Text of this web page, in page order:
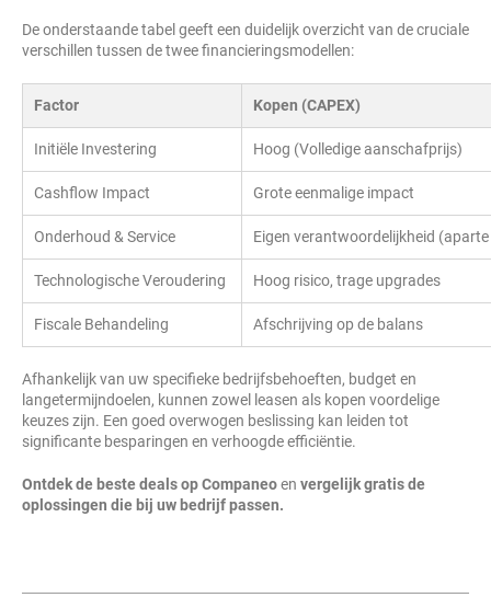
De onderstaande tabel geeft een duidelijk overzicht van de cruciale
verschillen tussen de twee financieringsmodellen:
Factor Kopen (CAPEX)
Initiële Investering Hoog (Volledige aanschafprijs)
Cashflow Impact Grote eenmalige impact
Onderhoud & Service Eigen verantwoordelijkheid
Technologische Veroudering Hoog risico, trage upgrades
Fiscale Behandeling Afschrijving op de balans
Afhankelijk van uw specifieke bedrijfsbehoeften, budget en
langetermijndoelen, kunnen zowel leasen als kopen voordelige
keuzes zijn. Een goed overwogen beslissing kan leiden tot
significante besparingen en verhoogde efficiëntie.
Ontdek de beste deals op Companeoen vergelijk gratis de
oplossingen die bij uw bedrijf passen.